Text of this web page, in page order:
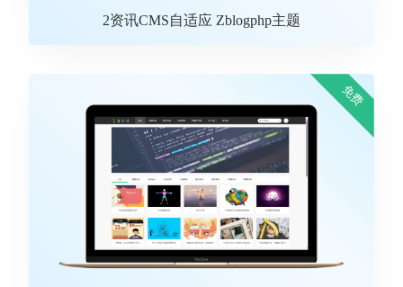
2资讯CMS自适应 Zblogphp主题
免费